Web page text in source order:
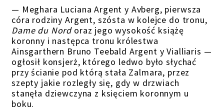
— Meghara Luciana Argent y Avberg, pierwsza
córa rodziny Argent, szósta w kolejce do tronu,
Dame du Nordoraz jego wysokość książę
koronny i następca tronu królestwa
Ainsgarthern Bruno Teebald Argent y Vialliaris —
ogłosił konsjerż, którego ledwo było słychać
przy ścianie pod którą stała Zalmara, przez
szepty jakie rozległy się, gdy w drzwiach
stanęła dziewczyna z księciem koronnym u
boku.